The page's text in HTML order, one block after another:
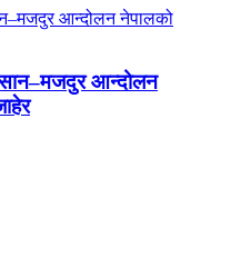
आन्दोलन